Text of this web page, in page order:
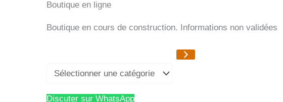
Boutique en ligne
Boutique en cours de construction. Informations non validées
Discuter sur WhatsApp